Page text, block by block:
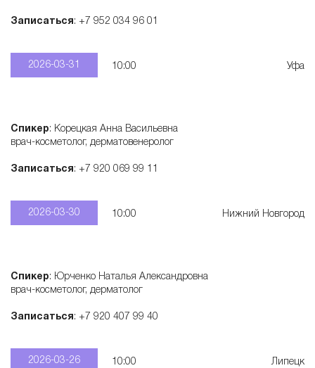
Записаться: +7 952 034 96 01
2026-03-31 10:00 Уфа
Спикер: Корецкая Анна Васильевна
врач-косметолог, дерматовенеролог
Записаться: +7 920 069 99 11
2026-03-30 10:00 Нижний Новгород
Спикер: Юрченко Наталья Александровна
врач-косметолог, дерматолог
Записаться: +7 920 407 99 40
2026-03-26 10:00 Липецк